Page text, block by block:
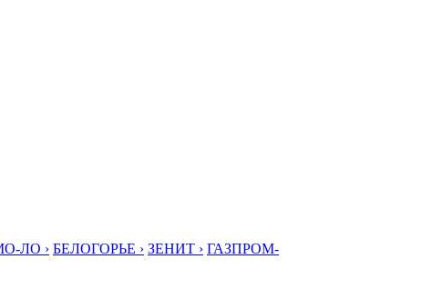
ЛО › БЕЛОГОРЬЕ › ЗЕНИТ › ГАЗПРОМ-